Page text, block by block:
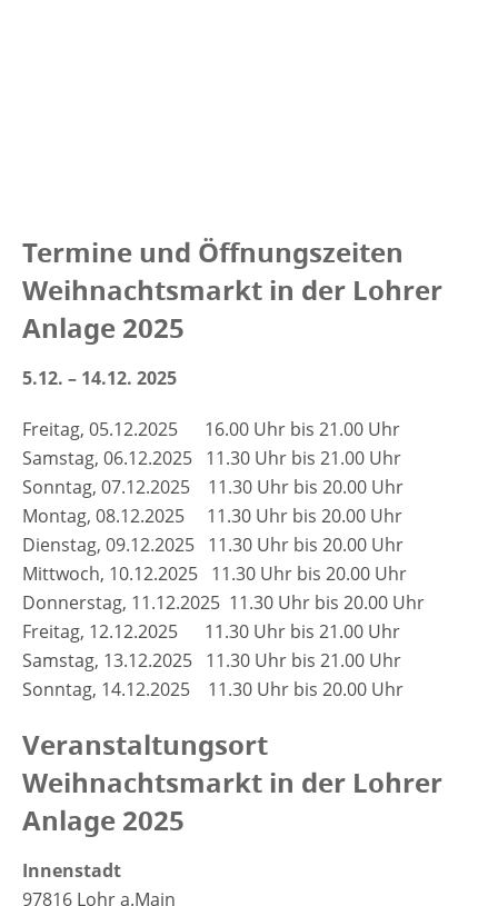
Termine und Öffnungszeiten
Weihnachtsmarkt in der Lohrer
Anlage 2025
5.12. – 14.12. 2025
Freitag, 05.12.2025 16.00 Uhr bis 21.00 Uhr
Samstag, 06.12.2025 11.30 Uhr bis 21.00 Uhr
Sonntag, 07.12.2025 11.30 Uhr bis 20.00 Uhr
Montag, 08.12.2025 11.30 Uhr bis 20.00 Uhr
Dienstag, 09.12.2025 11.30 Uhr bis 20.00 Uhr
Mittwoch, 10.12.2025 11.30 Uhr bis 20.00 Uhr
Donnerstag, 11.12.2025 11.30 Uhr bis 20.00 Uhr
Freitag, 12.12.2025 11.30 Uhr bis 21.00 Uhr
Samstag, 13.12.2025 11.30 Uhr bis 21.00 Uhr
Sonntag, 14.12.2025 11.30 Uhr bis 20.00 Uhr
Veranstaltungsort
Weihnachtsmarkt in der Lohrer
Anlage 2025
Innenstadt
97816 Lohr a.Main